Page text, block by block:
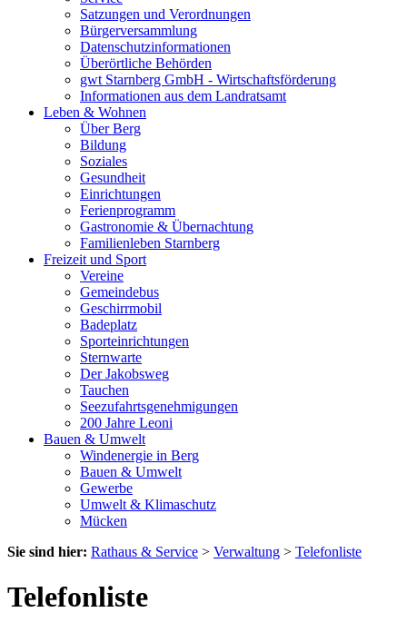
Satzungen und Verordnungen
Bürgerversammlung
Datenschutzinformationen
Überörtliche Behörden
gwt Starnberg GmbH - Wirtschaftsförderung
Informationen aus dem Landratsamt
Leben & Wohnen
Über Berg
Bildung
Soziales
Gesundheit
Einrichtungen
Ferienprogramm
Gastronomie & Übernachtung
Familienleben Starnberg
Freizeit und Sport
Vereine
Gemeindebus
Geschirrmobil
Badeplatz
Sporteinrichtungen
Sternwarte
Der Jakobsweg
Tauchen
Seezufahrtsgenehmigungen
200 Jahre Leoni
Bauen & Umwelt
Windenergie in Berg
Bauen & Umwelt
Gewerbe
Umwelt & Klimaschutz
Mücken
Sie sind hier: Rathaus & Service > Verwaltung > Telefonliste
Telefonliste